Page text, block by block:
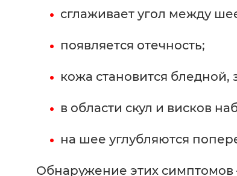
сглаживает угол между
появляется отечность;
кожа становится бледной,
в области скул и висков
на шее углубляются
Обнаружение этих симптомов